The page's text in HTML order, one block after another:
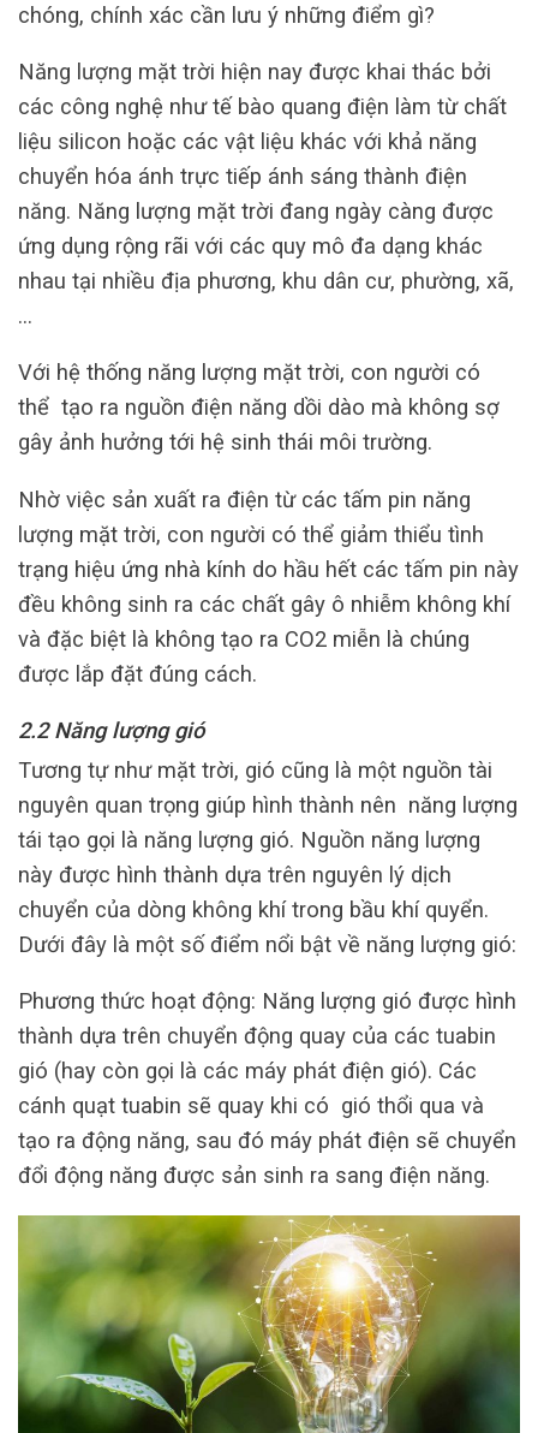
chóng, chính xác cần lưu ý những điểm gì?
Năng lượng mặt trời hiện nay được khai thác bởi
các công nghệ như tế bào quang điện làm từ chất
liệu silicon hoặc các vật liệu khác với khả năng
chuyển hóa ánh trực tiếp ánh sáng thành điện
năng. Năng lượng mặt trời đang ngày càng được
ứng dụng rộng rãi với các quy mô đa dạng khác
nhau tại nhiều địa phương, khu dân cư, phường, xã,
…
Với hệ thống năng lượng mặt trời, con người có
thể tạo ra nguồn điện năng dồi dào mà không sợ
gây ảnh hưởng tới hệ sinh thái môi trường.
Nhờ việc sản xuất ra điện từ các tấm pin năng
lượng mặt trời, con người có thể giảm thiểu tình
trạng hiệu ứng nhà kính do hầu hết các tấm pin này
đều không sinh ra các chất gây ô nhiễm không khí
và đặc biệt là không tạo ra CO2 miễn là chúng
được lắp đặt đúng cách.
2.2 Năng lượng gió
Tương tự như mặt trời, gió cũng là một nguồn tài
nguyên quan trọng giúp hình thành nên năng lượng
tái tạo gọi là năng lượng gió. Nguồn năng lượng
này được hình thành dựa trên nguyên lý dịch
chuyển của dòng không khí trong bầu khí quyển.
Dưới đây là một số điểm nổi bật về năng lượng gió:
Phương thức hoạt động: Năng lượng gió được hình
thành dựa trên chuyển động quay của các tuabin
gió (hay còn gọi là các máy phát điện gió). Các
cánh quạt tuabin sẽ quay khi có gió thổi qua và
tạo ra động năng, sau đó máy phát điện sẽ chuyển
đổi động năng được sản sinh ra sang điện năng.